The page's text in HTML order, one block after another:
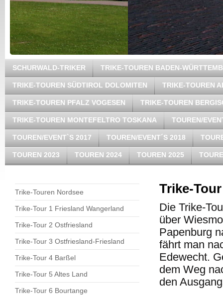
SCHURWALD-TRIKER TRIKE-TOUREN BADEN-
TRIKE-TOUREN SÜDTIROL DOLOMITEN TRIKE-TOUREN
TRIKE-TOUREN PFALZ VOGESEN TRIKE-TOUREN
TRIKE-TOUREN MONTEFELTRO TOSKANA TOUREN/
TOUREN/EVENT`S 2017 TOUREN/EVENT´S 2018
TOUREN 2023 TOUREN 2024 TOUREN 2025
Trike-Touren Nordsee
Trike-Tour 1 Friesland Wangerland
Trike-Tour 2 Ostfriesland
Trike-Tour 3 Ostfriesland-Friesland
Trike-Tour 4 Barßel
Trike-Tour 5 Altes Land
Trike-Tour 6 Bourtange
Trike-
Die Trike-
über
Papenburg
fährt man
Edewecht.
dem Weg
den